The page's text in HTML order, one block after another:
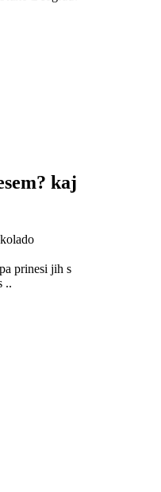
kaj
prinesi jih s
..